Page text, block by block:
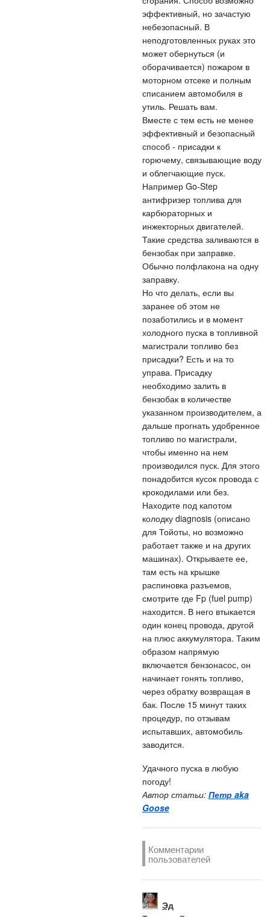
эффективный, но зачастую
небезопасный. В
неподготовленных руках это
может обернуться (и
оборачивается) пожаром в
моторном отсеке и полным
списанием автомобиля в
утиль. Решать вам.
Вместе с тем есть не менее
эффективный и безопасный
способ - присадки к
горючему, связывающие воду
и облегчающие пуск.
Например Go-Step
антифризер топлива для
карбюраторных и
инжекторных двигателей.
Такие средства заливаются в
бензобак при заправке.
Обычно полфлакона на одну
заправку.
Но что делать, если вы
заранее об этом не
позаботились и в момент
холодного пуска в топливной
магистрали топливо без
присадки? Есть и на то
управа. Присадку
необходимо залить в
бензобак в количестве
указанном производителем, а
дальше прогнать удобренное
топливо по магистрали,
чтобы именно на нем
производился пуск. Для этого
понадобится кусок провода с
крокодилами или без.
Находите под капотом
колодку diagnosis (описано
для Тойоты, но возможно
работает также и на других
машинах). Открываете ее,
там есть на крышке
распиновка разъемов,
смотрите где Fp (fuel pump)
находится. В него втыкается
один конец провода, другой
на плюс аккумулятора. Таким
образом напрямую
включается бензонасос, он
начинает гонять топливо,
через обратку возвращая в
бак. После 15 минут таких
процедур, по отзывам
испытавших, автомобиль
заводится.
Удачного пуска в любую
погоду!
Автор статьи: Петр aka
Goose
Комментарии
пользователей
Эд